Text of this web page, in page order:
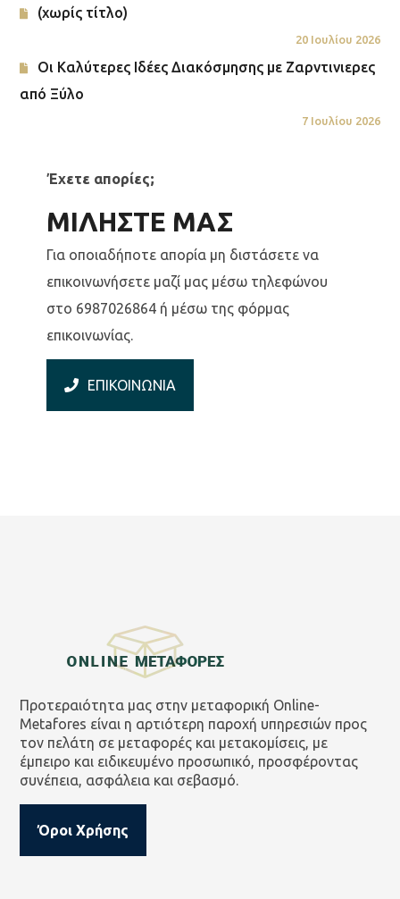
(χωρίς τίτλο)
20 Ιουλίου 2026
Οι Καλύτερες Ιδέες Διακόσμησης με Ζαρντινιερες
από Ξύλο
7 Ιουλίου 2026
Έχετε απορίες;
ΜΙΛΗΣΤΕ ΜΑΣ
Για οποιαδήποτε απορία μη διστάσετε να
επικοινωνήσετε μαζί μας μέσω τηλεφώνου
στο 6987026864 ή μέσω της φόρμας
επικοινωνίας.
ΕΠΙΚΟΙΝΩΝΙΑ
Προτεραιότητα μας στην μεταφορική Online-
Metafores είναι η αρτιότερη παροχή υπηρεσιών προς
τον πελάτη σε μεταφορές και μετακομίσεις, με
έμπειρο και ειδικευμένο προσωπικό, προσφέροντας
συνέπεια, ασφάλεια και σεβασμό.
Όροι Χρήσης